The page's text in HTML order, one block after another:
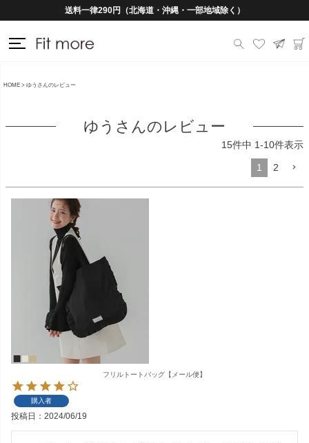
送料一律290円（北海道・沖縄・一部地域除く）
HOME ゆうさんのレビュー
ゆうさんのレビュー
15件中 1-10件表示
1 2
フリルトートバッグ【メール便】
購入者
投稿日 2024/06/19